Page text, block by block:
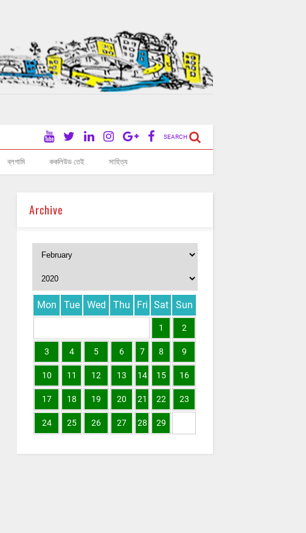
SEARCH
ব্লগামি ককলিউড তেই সাহিত্য
Archive
Mon Tue Wed Thu Fri Sat Sun
1 2
3 4 5 6 7 8 9
10 11 12 13 14 15 16
17 18 19 20 21 22 23
24 25 26 27 28 29